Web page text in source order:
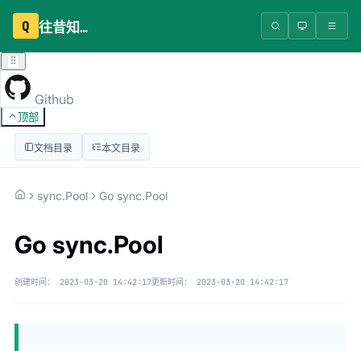
Q 往昔知识库
Github
顶部
文档目录 本文目录
sync.Pool Go sync.Pool
Go sync.Pool
创建时间： 2023-03-20 14:42:17更新时间： 2023-03-20 14:42:17